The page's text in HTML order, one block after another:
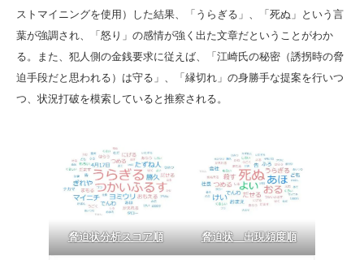
ストマイニングを使用）した結果、「うらぎる」、「死ぬ」という言
葉が強調され、「怒り」の感情が強く出た文章だということがわか
る。また、犯人側の金銭要求に従えば、「江崎氏の秘密（誘拐時の脅
迫手段だと思われる）は守る」、「縁切れ」の身勝手な提案を行いつ
つ、状況打破を模索していると推察される。
脅迫状分析スコア順 脅迫状 出現頻度順